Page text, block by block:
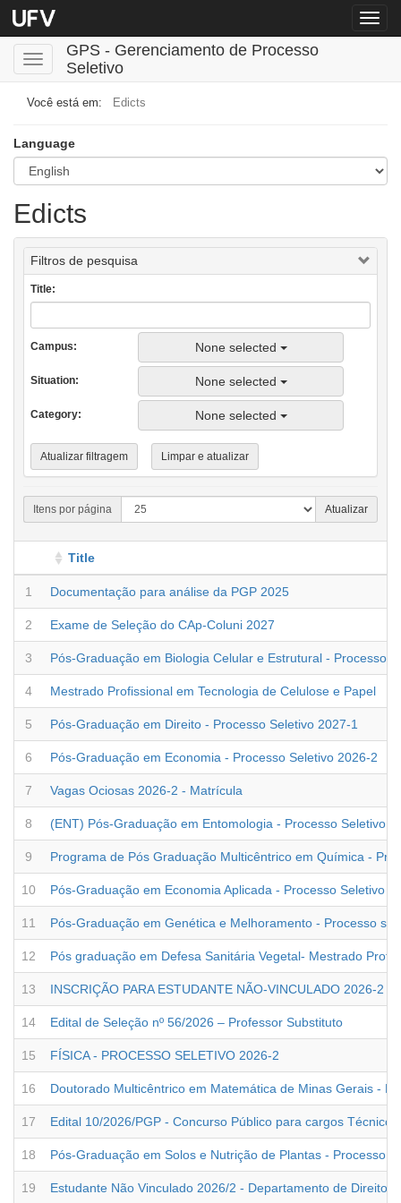
Menu
Toggle
navigation
GPS - Gerenciamento de Processo
Seletivo
Edicts
Language
Edicts
Filtros de pesquisa
Title
Campus None selected
Situation None selected
Category None selected
Atualizar filtragem Limpar e atualizar
Itens por página Atualizar
Número da linha
Title
Linha
1 Documentação para análise da PGP 2025
Linha
2 Exame de Seleção do CAp-Coluni 2027
Linha
3 Pós-Graduação em Biologia Celular e Estrutural - Processo
Linha
4 Mestrado Profissional em Tecnologia de Celulose e Papel
Linha
5 Pós-Graduação em Direito - Processo Seletivo 2027-1
Linha
6 Pós-Graduação em Economia - Processo Seletivo 2026-2
Linha
7 Vagas Ociosas 2026-2 - Matrícula
Linha
8 (ENT) Pós-Graduação em Entomologia - Processo Seletivo
Linha
9 Programa de Pós Graduação Multicêntrico em Química -
Linha
10 Pós-Graduação em Economia Aplicada - Processo Seletivo
Linha
11 Pós-Graduação em Genética e Melhoramento - Processo
Linha
12 Pós graduação em Defesa Sanitária Vegetal- Mestrado
Linha
13 INSCRIÇÃO PARA ESTUDANTE NÃO-VINCULADO 2026-2
Linha
14 Edital de Seleção nº 56/2026 – Professor Substituto
Linha
15 FÍSICA - PROCESSO SELETIVO 2026-2
Linha
16 Doutorado Multicêntrico em Matemática de Minas Gerais -
Linha
17 Edital 10/2026/PGP - Concurso Público para cargos Técnico-
Linha
18 Pós-Graduação em Solos e Nutrição de Plantas - Processo
Linha
19 Estudante Não Vinculado 2026/2 - Departamento de Direito